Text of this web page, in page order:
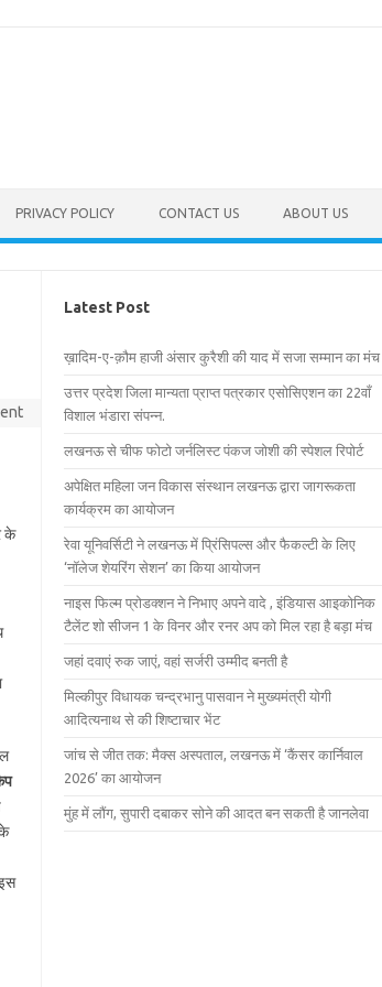
PRIVACY POLICY CONTACT US ABOUT US
के
Latest Post
ख़ादिम-ए-क़ौम हाजी अंसार कुरैशी की याद में सजा सम्मान का मंच
उत्तर प्रदेश जिला मान्यता प्राप्त पत्रकार एसोसिएशन का 22वाँ
विशाल भंडारा संपन्न.
लखनऊ से चीफ फोटो जर्नलिस्ट पंकज जोशी की स्पेशल रिपोर्ट
अपेक्षित महिला जन विकास संस्थान लखनऊ द्वारा जागरूकता
कार्यक्रम का आयोजन
रेवा यूनिवर्सिटी ने लखनऊ में प्रिंसिपल्स और फैकल्टी के लिए
‘नॉलेज शेयरिंग सेशन’ का किया आयोजन
नाइस फिल्म प्रोडक्शन ने निभाए अपने वादे , इंडियास आइकोनिक
टैलेंट शो सीजन 1 के विनर और रनर अप को मिल रहा है बड़ा मंच
जहां दवाएं रुक जाएं, वहां सर्जरी उम्मीद बनती है
मिल्कीपुर विधायक चन्द्रभानु पासवान ने मुख्यमंत्री योगी
आदित्यनाथ से की शिष्टाचार भेंट
जांच से जीत तक: मैक्स अस्पताल, लखनऊ में ‘कैंसर कार्निवाल
2026’ का आयोजन
मुंह में लौंग, सुपारी दबाकर सोने की आदत बन सकती है जानलेवा